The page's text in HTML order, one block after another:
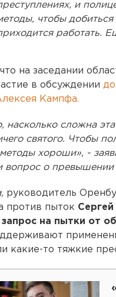
и
чтобы
работать.
на заседании
в обсуждении
Кампфа.
насколько сложна
святого. Чтобы
хороши», -
вопрос о
руководитель
против пыток
запрос на пытки от
какие-то тяжкие